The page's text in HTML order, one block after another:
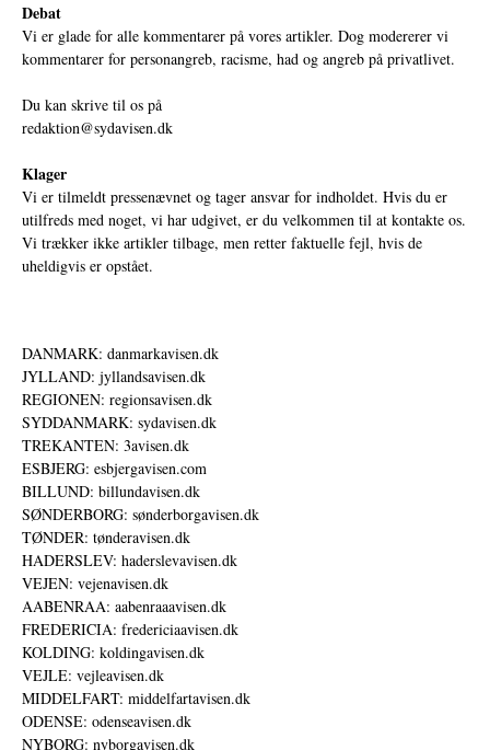
Debat
Vi er glade for alle kommentarer på vores artikler. Dog modererer vi
kommentarer for personangreb, racisme, had og angreb på privatlivet.
Du kan skrive til os på
redaktion@sydavisen.dk
Klager
Vi er tilmeldt pressenævnet og tager ansvar for indholdet. Hvis du er
utilfreds med noget, vi har udgivet, er du velkommen til at kontakte os.
Vi trækker ikke artikler tilbage, men retter faktuelle fejl, hvis de
uheldigvis er opstået.
DANMARK: danmarkavisen.dk
JYLLAND: jyllandsavisen.dk
REGIONEN: regionsavisen.dk
SYDDANMARK: sydavisen.dk
TREKANTEN: 3avisen.dk
ESBJERG: esbjergavisen.com
BILLUND: billundavisen.dk
SØNDERBORG: sønderborgavisen.dk
TØNDER: tønderavisen.dk
HADERSLEV: haderslevavisen.dk
VEJEN: vejenavisen.dk
AABENRAA: aabenraaavisen.dk
FREDERICIA: fredericiaavisen.dk
KOLDING: koldingavisen.dk
VEJLE: vejleavisen.dk
MIDDELFART: middelfartavisen.dk
ODENSE: odenseavisen.dk
NYBORG: nyborgavisen.dk